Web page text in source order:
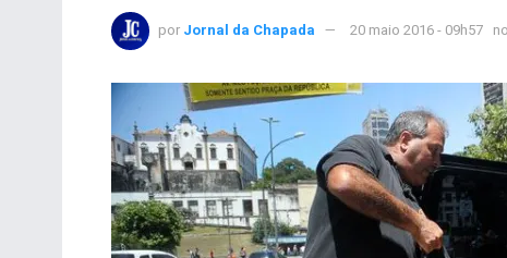
por Jornal da Chapada 20 maio 2016 - 09h57 no